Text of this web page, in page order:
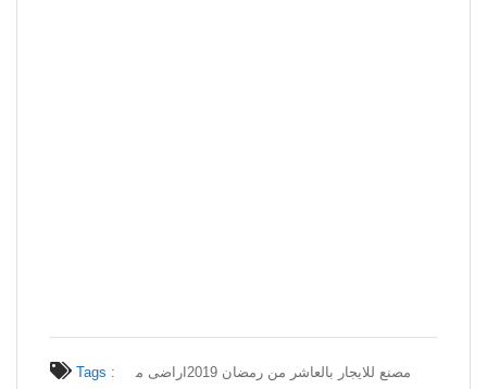
Tags : مصنع للايجار بالعاشر من رمضان 2019
اراضى م